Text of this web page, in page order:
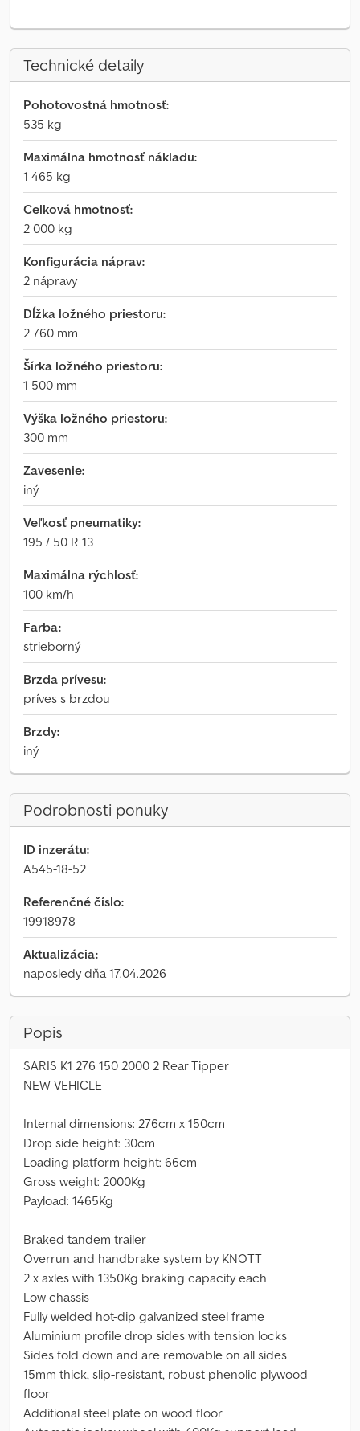
Technické detaily
Pohotovostná hmotnosť:
535 kg
Maximálna hmotnosť nákladu:
1 465 kg
Celková hmotnosť:
2 000 kg
Konfigurácia náprav:
2 nápravy
Dĺžka ložného priestoru:
2 760 mm
Šírka ložného priestoru:
1 500 mm
Výška ložného priestoru:
300 mm
Zavesenie:
iný
Veľkosť pneumatiky:
195 / 50 R 13
Maximálna rýchlosť:
100 km/h
Farba:
strieborný
Brzda prívesu:
príves s brzdou
Brzdy:
iný
Podrobnosti ponuky
ID inzerátu:
A545-18-52
Referenčné číslo:
19918978
Aktualizácia:
naposledy dňa 17.04.2026
Popis
SARIS K1 276 150 2000 2 Rear Tipper
NEW VEHICLE
Internal dimensions: 276cm x 150cm
Drop side height: 30cm
Loading platform height: 66cm
Gross weight: 2000Kg
Payload: 1465Kg
Braked tandem trailer
Overrun and handbrake system by KNOTT
2 x axles with 1350Kg braking capacity each
Low chassis
Fully welded hot-dip galvanized steel frame
Aluminium profile drop sides with tension locks
Sides fold down and are removable on all sides
15mm thick, slip-resistant, robust phenolic plywood
floor
Additional steel plate on wood floor